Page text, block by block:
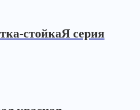
стойкаЯ серия